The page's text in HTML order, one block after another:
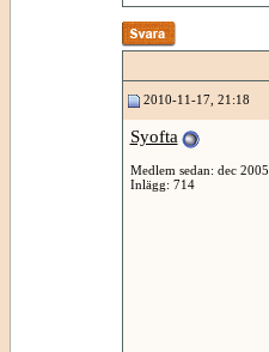
2010-11-17, 21:18
Syofta
Medlem sedan: dec 2005
Inlägg: 714